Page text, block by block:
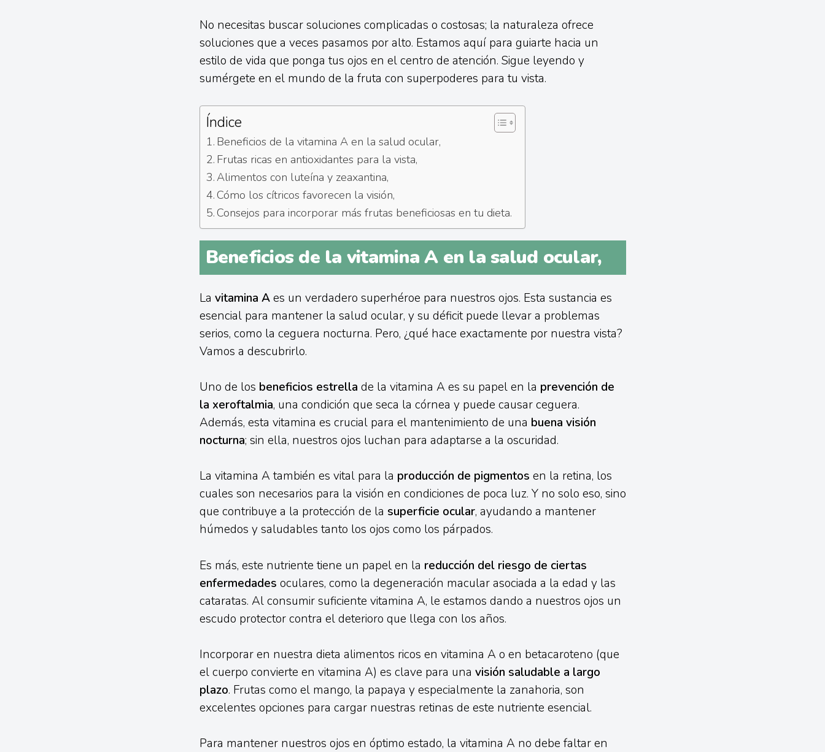
No necesitas buscar soluciones complicadas o costosas; la naturaleza ofrece
soluciones que a veces pasamos por alto. Estamos aquí para guiarte hacia un
estilo de vida que ponga tus ojos en el centro de atención. Sigue leyendo y
sumérgete en el mundo de la fruta con superpoderes para tu vista.
Índice
Beneficios de la vitamina A en la salud ocular,
Frutas ricas en antioxidantes para la vista,
Alimentos con luteína y zeaxantina,
Cómo los cítricos favorecen la visión,
Consejos para incorporar más frutas beneficiosas en tu dieta.
Beneficios de la vitamina A en la salud ocular,
La vitamina Aes un verdadero superhéroe para nuestros ojos. Esta sustancia es
esencial para mantener la salud ocular, y su déficit puede llevar a problemas
serios, como la ceguera nocturna. Pero, ¿qué hace exactamente por nuestra vista?
Vamos a descubrirlo.
Uno de los beneficios estrella de la vitamina A es su papel en la prevención de
la xeroftalmia, una condición que seca la córnea y puede causar ceguera.
Además, esta vitamina es crucial para el mantenimiento de una buena visión
nocturna; sin ella, nuestros ojos luchan para adaptarse a la oscuridad.
La vitamina A también es vital para la producción de pigmentos en la retina, los
cuales son necesarios para la visión en condiciones de poca luz. Y no solo eso, sino
que contribuye a la protección de la superficie ocular, ayudando a mantener
húmedos y saludables tanto los ojos como los párpados.
Es más, este nutriente tiene un papel en la reducción del riesgo de ciertas
enfermedades oculares, como la degeneración macular asociada a la edad y las
cataratas. Al consumir suficiente vitamina A, le estamos dando a nuestros ojos un
escudo protector contra el deterioro que llega con los años.
Incorporar en nuestra dieta alimentos ricos en vitamina A o en betacaroteno (que
el cuerpo convierte en vitamina A) es clave para una visión saludable a largo
plazo. Frutas como el mango, la papaya y especialmente la zanahoria, son
excelentes opciones para cargar nuestras retinas de este nutriente esencial.
Para mantener nuestros ojos en óptimo estado, la vitamina A no debe faltar en